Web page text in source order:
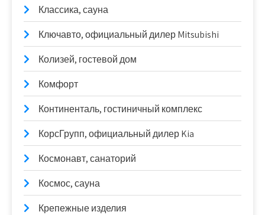
Классика, сауна
Ключавто, официальный дилер Mitsubishi
Колизей, гостевой дом
Комфорт
Континенталь, гостиничный комплекс
КорсГрупп, официальный дилер Kia
Космонавт, санаторий
Космос, сауна
Крепежные изделия